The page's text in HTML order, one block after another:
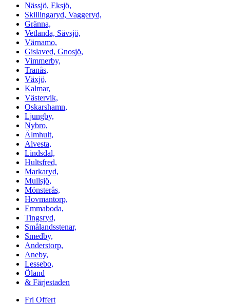
Nässjö, Eksjö,
Skillingaryd, Vaggeryd,
Gränna,
Vetlanda, Sävsjö,
Värnamo,
Gislaved, Gnosjö,
Vimmerby,
Tranås,
Växjö,
Kalmar,
Västervik,
Oskarshamn,
Ljungby,
Nybro,
Älmhult,
Alvesta,
Lindsdal,
Hultsfred,
Markaryd,
Mullsjö,
Mönsterås,
Hovmantorp,
Emmaboda,
Tingsryd,
Smålandsstenar,
Smedby,
Anderstorp,
Aneby,
Lessebo,
Öland
& Färjestaden
Fri Offert